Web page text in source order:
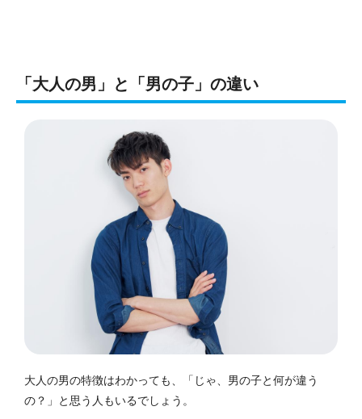
「大人の男」と「男の子」の違い
大人の男の特徴はわかっても、「じゃ、男の子と何が違う
の？」と思う人もいるでしょう。